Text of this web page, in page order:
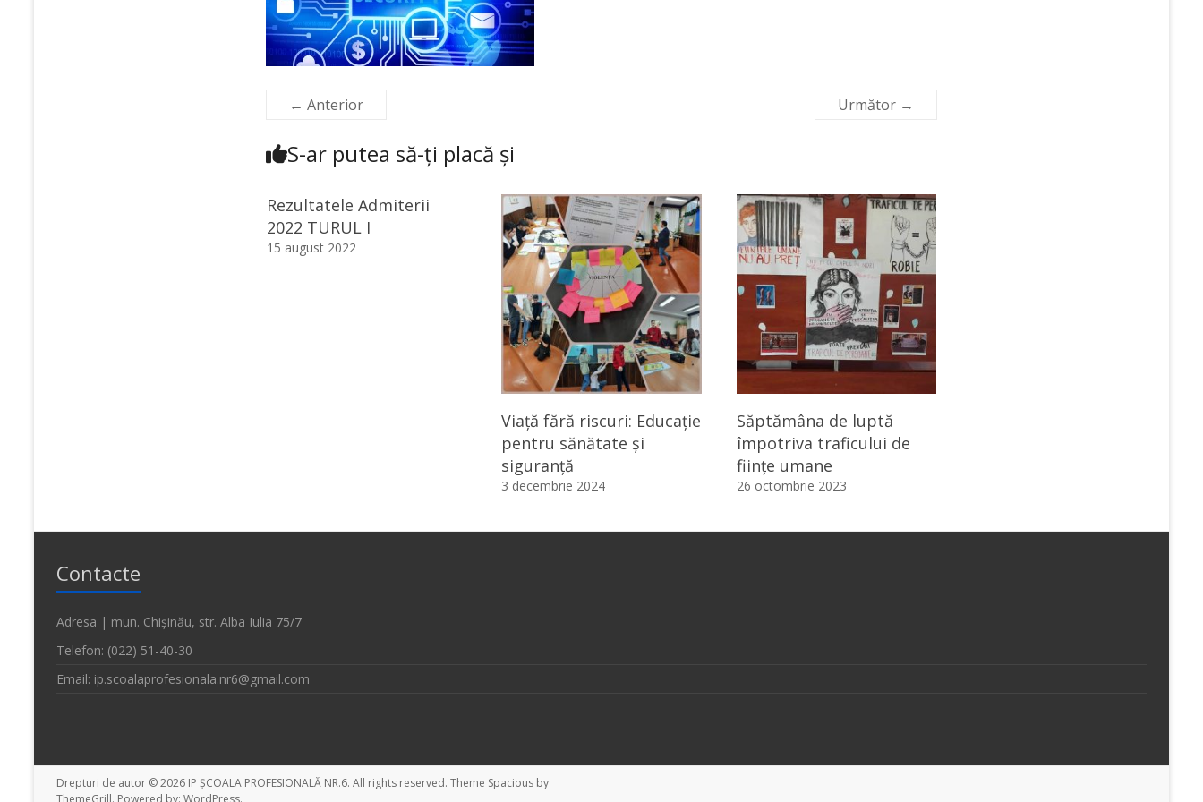
← Anterior Următor →
S-ar putea să-ți placă și
Rezultatele Admiterii
2022 TURUL I
15 august 2022
Viață fără riscuri: Educație
pentru sănătate și
siguranță
3 decembrie 2024
Săptămâna de luptă
împotriva traficului de
ființe umane
26 octombrie 2023
Contacte
Adresa | mun. Chișinău, str. Alba Iulia 75/7
Telefon: (022) 51-40-30
Email: ip.scoalaprofesionala.nr6@gmail.com
Drepturi de autor © 2026 IP ȘCOALA PROFESIONALĂ NR.6. All rights reserved. Theme Spacious by